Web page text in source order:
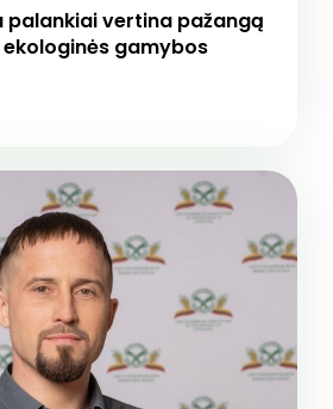
vertina pažangą
ekologinės gamybos